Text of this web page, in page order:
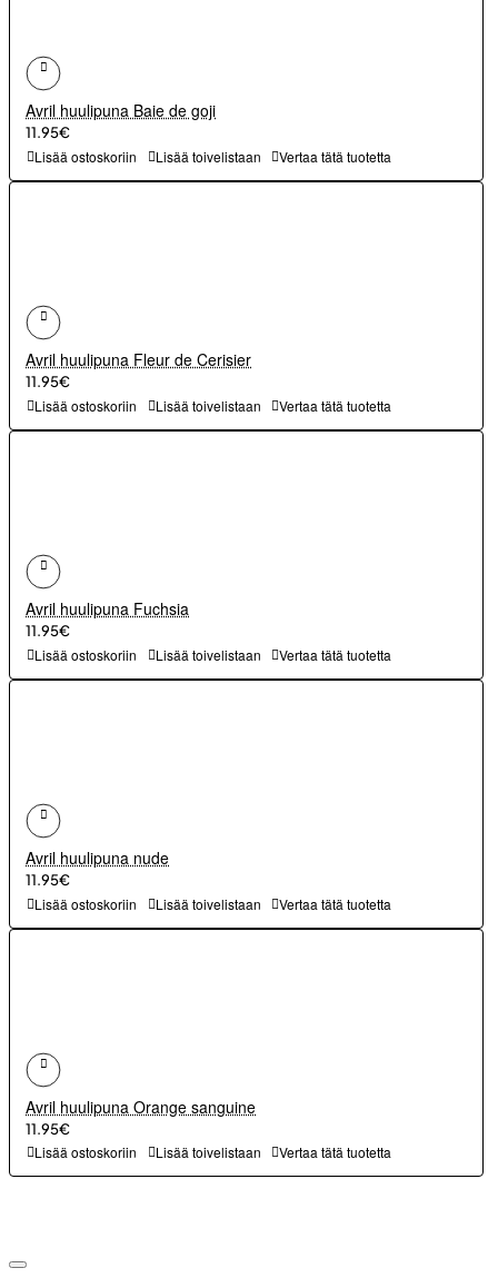
Avril huulipuna Baie de goji
11.95€
Lisää ostoskoriin Lisää toivelistaan Vertaa tätä tuotetta
Avril huulipuna Fleur de Cerisier
11.95€
Lisää ostoskoriin Lisää toivelistaan Vertaa tätä tuotetta
Avril huulipuna Fuchsia
11.95€
Lisää ostoskoriin Lisää toivelistaan Vertaa tätä tuotetta
Avril huulipuna nude
11.95€
Lisää ostoskoriin Lisää toivelistaan Vertaa tätä tuotetta
Avril huulipuna Orange sanguine
11.95€
Lisää ostoskoriin Lisää toivelistaan Vertaa tätä tuotetta